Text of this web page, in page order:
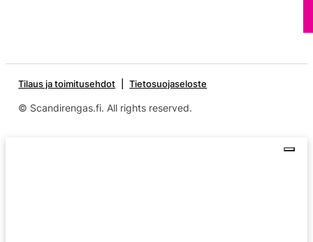
Tilaus ja toimitusehdot Tietosuojaseloste
© Scandirengas.fi. All rights reserved.